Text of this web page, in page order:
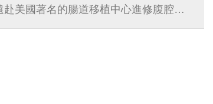
美國著名的腸道移植中心進修腹腔內